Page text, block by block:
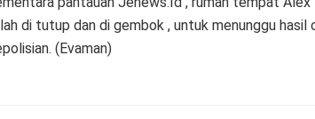
di tutup dan di gembok , untuk menunggu hasil
(Evaman)